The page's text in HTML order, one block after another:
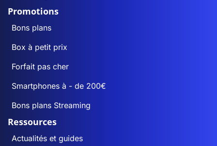
Promotions
Bons plans
Box à petit prix
Forfait pas cher
Smartphones à - de 200€
Bons plans Streaming
Ressources
Actualités et guides